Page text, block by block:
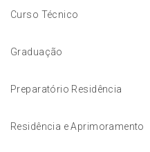
Curso Técnico
Graduação
Preparatório Residência
Residência e Aprimoramento